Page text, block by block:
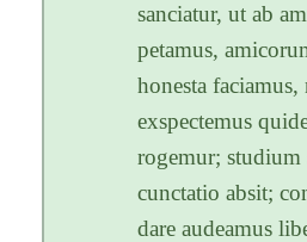
sanciatur, ut ab
petamus,
honesta faciamus,
exspectemus
rogemur; studium
cunctatio absit;
dare audeamus